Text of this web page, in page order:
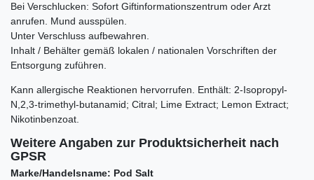
Bei Verschlucken: Sofort Giftinformationszentrum oder Arzt
anrufen. Mund ausspülen.
Unter Verschluss aufbewahren.
Inhalt / Behälter gemäß lokalen / nationalen Vorschriften der
Entsorgung zuführen.
Kann allergische Reaktionen hervorrufen. Enthält: 2-Isopropyl-
N,2,3-trimethyl-butanamid; Citral; Lime Extract; Lemon Extract;
Nikotinbenzoat.
Weitere Angaben zur Produktsicherheit nach
GPSR
Marke/Handelsname: Pod Salt